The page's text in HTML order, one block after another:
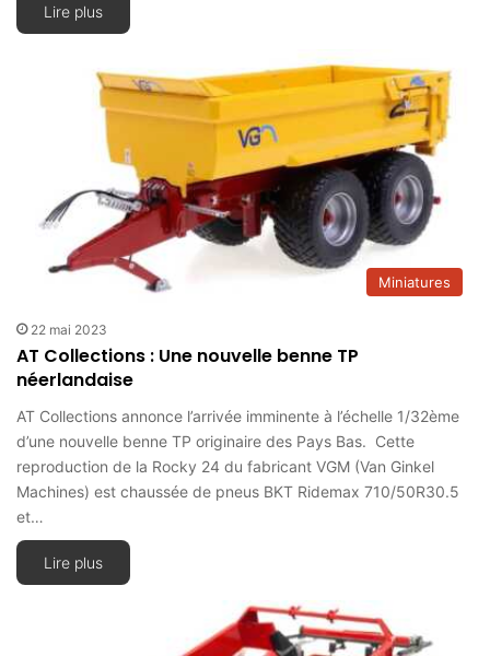
Lire plus
Miniatures
22 mai 2023
AT Collections : Une nouvelle benne TP
néerlandaise
AT Collections annonce l’arrivée imminente à l’échelle 1/32ème
d’une nouvelle benne TP originaire des Pays Bas. Cette
reproduction de la Rocky 24 du fabricant VGM (Van Ginkel
Machines) est chaussée de pneus BKT Ridemax 710/50R30.5
et…
Lire plus